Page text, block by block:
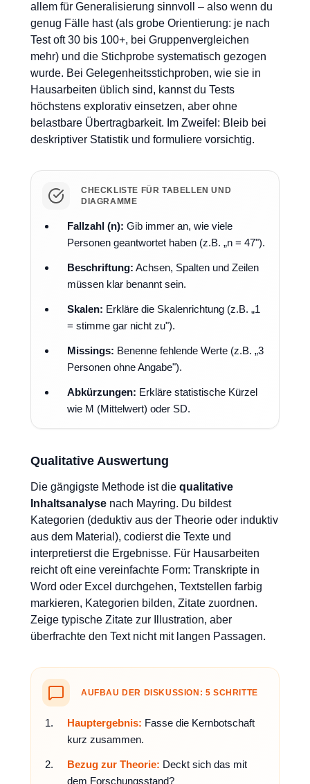
allem für Generalisierung sinnvoll – also wenn du
genug Fälle hast (als grobe Orientierung: je nach
Test oft 30 bis 100+, bei Gruppenvergleichen
mehr) und die Stichprobe systematisch gezogen
wurde. Bei Gelegenheitsstichproben, wie sie in
Hausarbeiten üblich sind, kannst du Tests
höchstens explorativ einsetzen, aber ohne
belastbare Übertragbarkeit. Im Zweifel: Bleib bei
deskriptiver Statistik und formuliere vorsichtig.
CHECKLISTE FÜR TABELLEN UND
DIAGRAMME
Fallzahl (n): Gib immer an, wie viele
Personen geantwortet haben (z.B. „n = 47").
Beschriftung: Achsen, Spalten und Zeilen
müssen klar benannt sein.
Skalen: Erkläre die Skalenrichtung (z.B. „1
= stimme gar nicht zu").
Missings: Benenne fehlende Werte (z.B. „3
Personen ohne Angabe").
Abkürzungen: Erkläre statistische Kürzel
wie M (Mittelwert) oder SD.
Qualitative Auswertung
Die gängigste Methode ist die qualitative
Inhaltsanalyse nach Mayring. Du bildest
Kategorien (deduktiv aus der Theorie oder induktiv
aus dem Material), codierst die Texte und
interpretierst die Ergebnisse. Für Hausarbeiten
reicht oft eine vereinfachte Form: Transkripte in
Word oder Excel durchgehen, Textstellen farbig
markieren, Kategorien bilden, Zitate zuordnen.
Zeige typische Zitate zur Illustration, aber
überfrachte den Text nicht mit langen Passagen.
AUFBAU DER DISKUSSION: 5 SCHRITTE
Hauptergebnis: Fasse die Kernbotschaft
kurz zusammen.
Bezug zur Theorie: Deckt sich das mit
dem Forschungsstand?